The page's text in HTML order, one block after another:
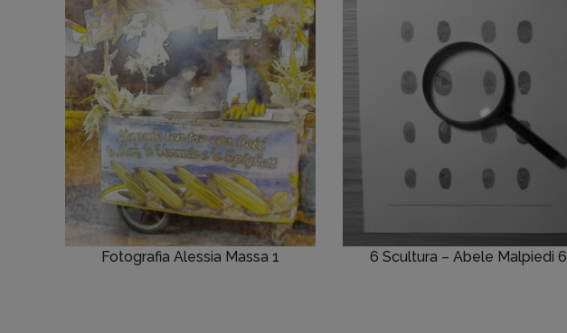
Fotografia Alessia Massa 1 6 Scultura – Abele Malpiedi 6